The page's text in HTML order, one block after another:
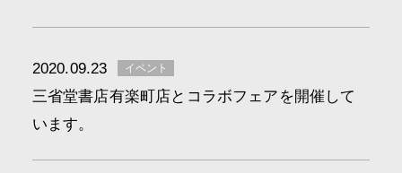
2020.09.23 イベント
三省堂書店有楽町店とコラボフェアを開催して
います。